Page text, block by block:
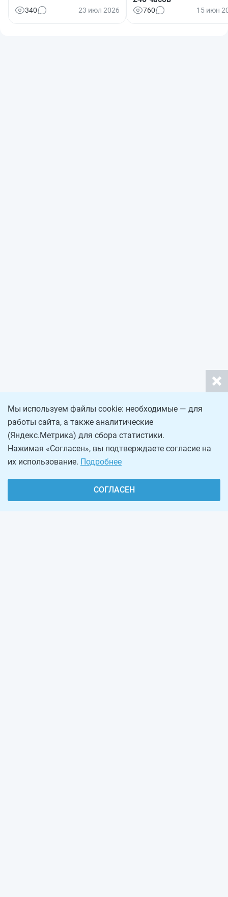
340 23 июл 2026 760 15 июн
Мы используем файлы cookie: необходимые — для
работы сайта, а также аналитические
(Яндекс.Метрика) для сбора статистики.
Нажимая «Согласен», вы подтверждаете согласие на
их использование. Подробнее
СОГЛАСЕН